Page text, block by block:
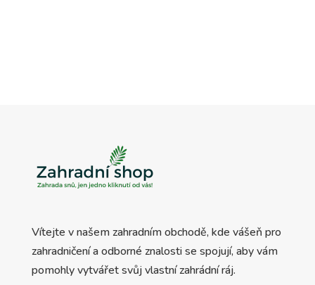
Vítejte v našem zahradním obchodě, kde vášeň pro
zahradničení a odborné znalosti se spojují, aby vám
pomohly vytvářet svůj vlastní zahrádní ráj.